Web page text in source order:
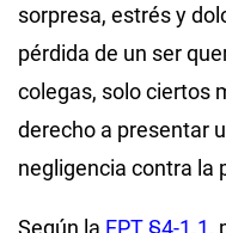
sorpresa, estrés y
pérdida de un ser
colegas, solo ciertos
derecho a presentar
negligencia contra la
Según la EPT §4-1.1,